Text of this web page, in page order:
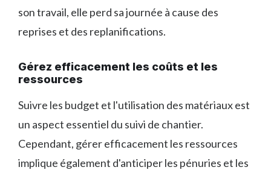
son travail, elle perd sa journée à cause des
reprises et des replanifications.
Gérez efficacement les coûts et les
ressources
Suivre les budget et l'utilisation des matériaux est
un aspect essentiel du suivi de chantier.
Cependant, gérer efficacement les ressources
implique également d'anticiper les pénuries et les